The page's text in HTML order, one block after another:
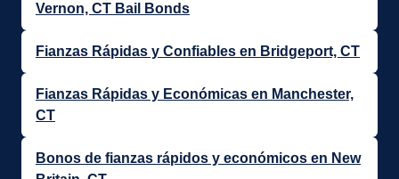
Vernon, CT Bail Bonds
Fianzas Rápidas y Confiables en Bridgeport, CT
Fianzas Rápidas y Económicas en Manchester,
CT
Bonos de fianzas rápidos y económicos en New